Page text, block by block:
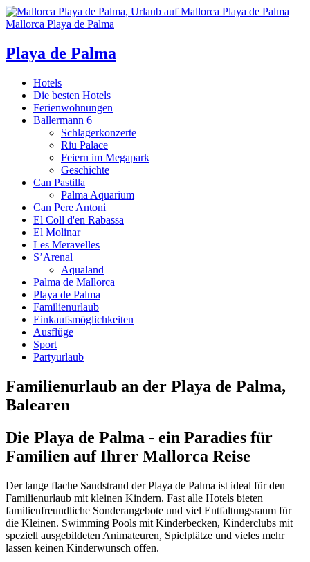
Mallorca Playa de Palma
Playa de Palma
Hotels
Die besten Hotels
Ferienwohnungen
Ballermann 6
Schlagerkonzerte
Riu Palace
Feiern im Megapark
Geschichte
Can Pastilla
Palma Aquarium
Can Pere Antoni
El Coll d'en Rabassa
El Molinar
Les Meravelles
S’Arenal
Aqualand
Palma de Mallorca
Playa de Palma
Familienurlaub
Einkaufsmöglichkeiten
Ausflüge
Sport
Partyurlaub
Familienurlaub an der Playa de Palma,
Balearen
Die Playa de Palma - ein Paradies für
Familien auf Ihrer Mallorca Reise
Der lange flache Sandstrand der Playa de Palma ist ideal für den
Familienurlaub mit kleinen Kindern. Fast alle Hotels bieten
familienfreundliche Sonderangebote und viel Entfaltungsraum für
die Kleinen. Swimming Pools mit Kinderbecken, Kinderclubs mit
speziell ausgebildeten Animateuren, Spielplätze und vieles mehr
lassen keinen Kinderwunsch offen.